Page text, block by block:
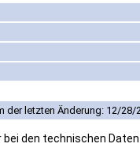
der letzten Änderung: 12/28/
bei den technischen